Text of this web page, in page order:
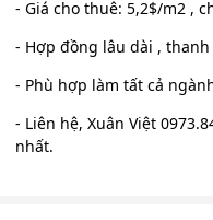
- Giá cho thuê: 5,2$/m2 ,
- Hợp đồng lâu dài ,
- Phù hợp làm tất cả
- Liên hệ, Xuân Việt
nhất.